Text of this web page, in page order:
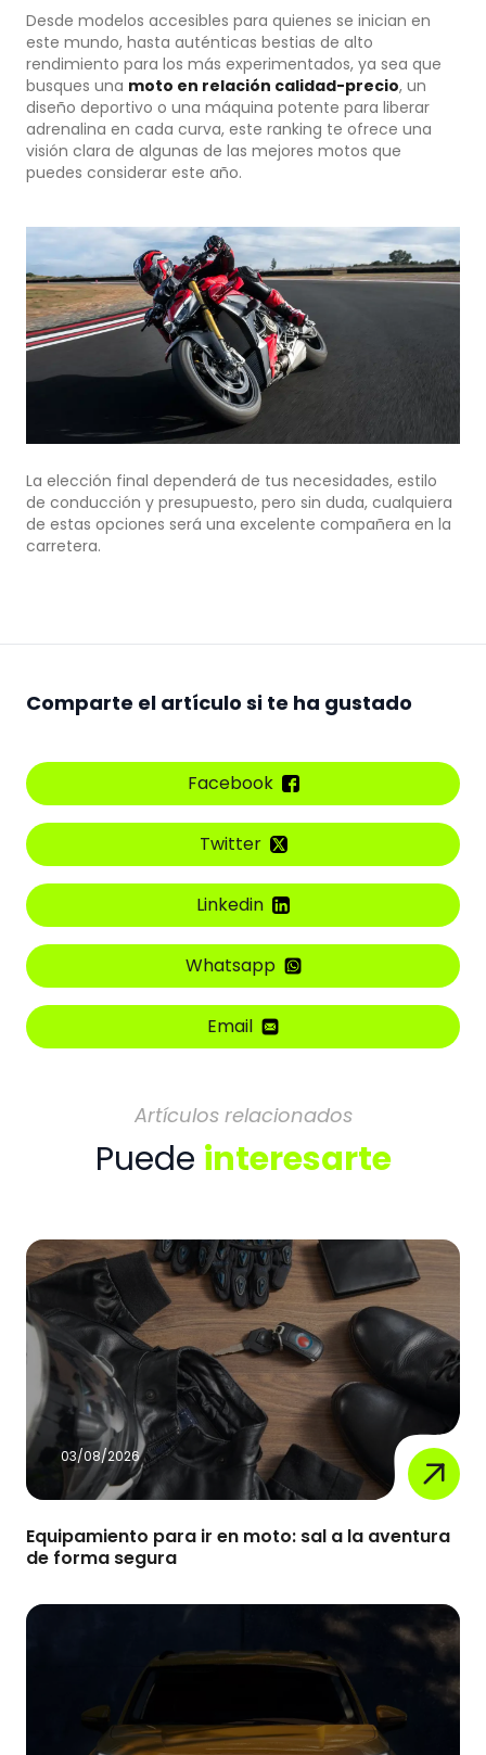
Desde modelos accesibles para quienes se inician en
este mundo, hasta auténticas bestias de alto
rendimiento para los más experimentados, ya sea que
busques una moto en relación calidad-precio, un
diseño deportivo o una máquina potente para liberar
adrenalina en cada curva, este ranking te ofrece una
visión clara de algunas de las mejores motos que
puedes considerar este año.
La elección final dependerá de tus necesidades, estilo
de conducción y presupuesto, pero sin duda, cualquiera
de estas opciones será una excelente compañera en la
carretera.
Comparte el artículo si te ha gustado
Facebook
Twitter
Linkedin
Whatsapp
Email
Artículos relacionados
Puede interesarte
03/08/2026
Equipamiento para ir en moto: sal a la aventura
de forma segura